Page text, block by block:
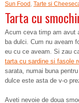
Sun Food , Tarte si
Tarta cu
Acum ceva timp am avut
ba dulci. Cum nu aveam
eu cu ce aveam. Si zau
tarta cu sardine si fasole
sarata, numai buna
dulce este asta de v-o
Aveti nevoie de doua